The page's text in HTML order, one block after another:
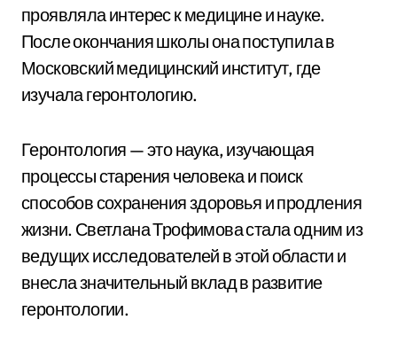
проявляла интерес к медицине и науке.
После окончания школы она поступила в
Московский медицинский институт, где
изучала геронтологию.
Геронтология — это наука, изучающая
процессы старения человека и поиск
способов сохранения здоровья и продления
жизни. Светлана Трофимова стала одним из
ведущих исследователей в этой области и
внесла значительный вклад в развитие
геронтологии.